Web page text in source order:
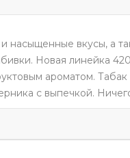
насыщенные вкусы, а
Новая линейка
ароматом.
с выпечкой.